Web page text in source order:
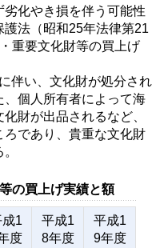
化やき損を伴う可能性
法（昭和25年法律第21
重要文化財等の買上げ
伴い、文化財が処分され
、個人所有者によって海
財が出品されるなど、
であり、貴重な文化財
の買上げ実績と額
1
度
平成1
8年度
平成1
9年度